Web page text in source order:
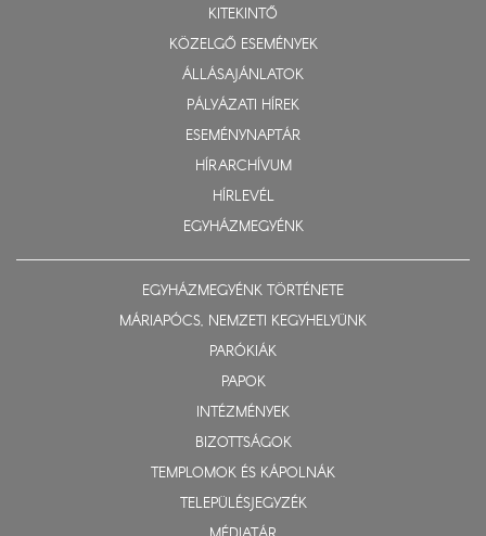
KITEKINTŐ
KÖZELGŐ ESEMÉNYEK
ÁLLÁSAJÁNLATOK
PÁLYÁZATI HÍREK
ESEMÉNYNAPTÁR
HÍRARCHÍVUM
HÍRLEVÉL
EGYHÁZMEGYÉNK
EGYHÁZMEGYÉNK TÖRTÉNETE
MÁRIAPÓCS, NEMZETI KEGYHELYÜNK
PARÓKIÁK
PAPOK
INTÉZMÉNYEK
BIZOTTSÁGOK
TEMPLOMOK ÉS KÁPOLNÁK
TELEPÜLÉSJEGYZÉK